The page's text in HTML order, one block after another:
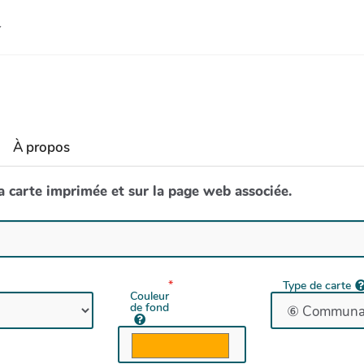
À propos
imprimée et sur la page web associée.
Couleur
de fond
Type de carte